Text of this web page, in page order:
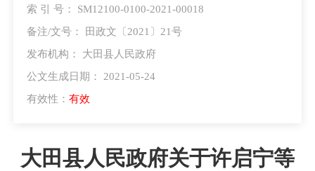
索 引 号： SM12100-0100-2021-00018
备注/文号： 田政文〔2021〕21号
发布机构： 大田县人民政府
公文生成日期： 2021-05-24
有效性： 有效
大田县人民政府关于许启宁等